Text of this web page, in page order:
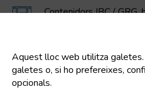
Contenidors IBC / GRG,
Contenidors
Aquest lloc web utilitza
galetes o, si ho prefereixes,
opcionals.